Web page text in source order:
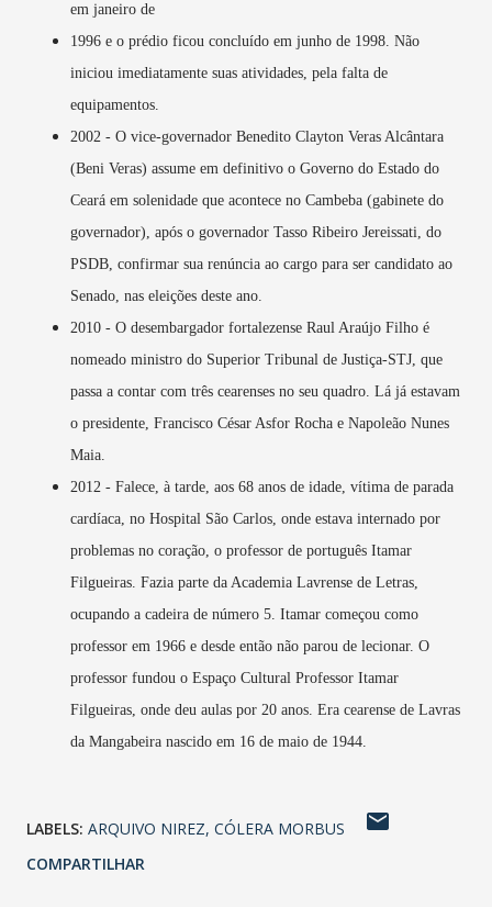
em janeiro de
1996 e o prédio ficou concluído em junho de 1998. Não
iniciou imediatamente suas atividades, pela falta de
equipamentos.
2002 - O vice-governador Benedito Clayton Veras Alcântara
(Beni Veras) assume em definitivo o Governo do Estado do
Ceará em solenidade que acontece no Cambeba (gabinete do
governador), após o governador Tasso Ribeiro Jereissati, do
PSDB, confirmar sua renúncia ao cargo para ser candidato ao
Senado, nas eleições deste ano.
2010 - O desembargador fortalezense Raul Araújo Filho é
nomeado ministro do Superior Tribunal de Justiça-STJ, que
passa a contar com três cearenses no seu quadro. Lá já estavam
o presidente, Francisco César Asfor Rocha e Napoleão Nunes
Maia.
2012 - Falece, à tarde, aos 68 anos de idade, vítima de parada
cardíaca, no Hospital São Carlos, onde estava internado por
problemas no coração, o professor de português Itamar
Filgueiras. Fazia parte da Academia Lavrense de Letras,
ocupando a cadeira de número 5. Itamar começou como
professor em 1966 e desde então não parou de lecionar. O
professor fundou o Espaço Cultural Professor Itamar
Filgueiras, onde deu aulas por 20 anos. Era cearense de Lavras
da Mangabeira nascido em 16 de maio de 1944.
LABELS: ARQUIVO NIREZ CÓLERA MORBUS
COMPARTILHAR